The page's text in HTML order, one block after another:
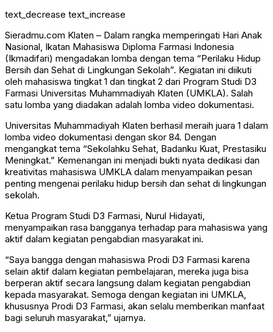
text_decrease text_increase
Sieradmu.com Klaten – Dalam rangka memperingati Hari Anak
Nasional, Ikatan Mahasiswa Diploma Farmasi Indonesia
(Ikmadifari) mengadakan lomba dengan tema “Perilaku Hidup
Bersih dan Sehat di Lingkungan Sekolah”. Kegiatan ini diikuti
oleh mahasiswa tingkat 1 dan tingkat 2 dari Program Studi D3
Farmasi Universitas Muhammadiyah Klaten (UMKLA). Salah
satu lomba yang diadakan adalah lomba video dokumentasi.
Universitas Muhammadiyah Klaten berhasil meraih juara 1 dalam
lomba video dokumentasi dengan skor 84. Dengan
mengangkat tema “Sekolahku Sehat, Badanku Kuat, Prestasiku
Meningkat.” Kemenangan ini menjadi bukti nyata dedikasi dan
kreativitas mahasiswa UMKLA dalam menyampaikan pesan
penting mengenai perilaku hidup bersih dan sehat di lingkungan
sekolah.
Ketua Program Studi D3 Farmasi, Nurul Hidayati,
menyampaikan rasa bangganya terhadap para mahasiswa yang
aktif dalam kegiatan pengabdian masyarakat ini.
“Saya bangga dengan mahasiswa Prodi D3 Farmasi karena
selain aktif dalam kegiatan pembelajaran, mereka juga bisa
berperan aktif secara langsung dalam kegiatan pengabdian
kepada masyarakat. Semoga dengan kegiatan ini UMKLA,
khususnya Prodi D3 Farmasi, akan selalu memberikan manfaat
bagi seluruh masyarakat,” ujarnya.